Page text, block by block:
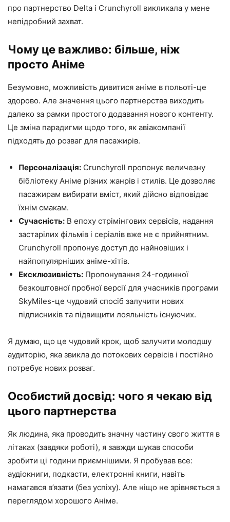
про партнерство Delta і Crunchyroll викликала у мене
непідробний захват.
Чому це важливо: більше, ніж
просто Аніме
Безумовно, можливість дивитися аніме в польоті-це
здорово. Але значення цього партнерства виходить
далеко за рамки простого додавання нового контенту.
Це зміна парадигми щодо того, як авіакомпанії
підходять до розваг для пасажирів.
Персоналізація: Crunchyroll пропонує величезну
бібліотеку Аніме різних жанрів і стилів. Це дозволяє
пасажирам вибирати вміст, який дійсно відповідає
їхнім смакам.
Сучасність: В епоху стрімінгових сервісів, надання
застарілих фільмів і серіалів вже не є прийнятним.
Crunchyroll пропонує доступ до найновіших і
найпопулярніших аніме-хітів.
Ексклюзивність: Пропонування 24-годинної
безкоштовної пробної версії для учасників програми
SkyMiles-це чудовий спосіб залучити нових
підписників та підвищити лояльність існуючих.
Я думаю, що це чудовий крок, щоб залучити молодшу
аудиторію, яка звикла до потокових сервісів і постійно
потребує нових розваг.
Особистий досвід: чого я чекаю від
цього партнерства
Як людина, яка проводить значну частину свого життя в
літаках (завдяки роботі), я завжди шукав способи
зробити ці години приємнішими. Я пробував все:
аудіокниги, подкасти, електронні книги, навіть
намагався в’язати (без успіху). Але ніщо не зрівняється з
переглядом хорошого Аніме.